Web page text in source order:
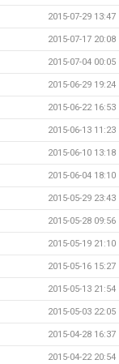
2015-07-29 13:47
2015-07-17 20:08
2015-07-04 00:05
2015-06-29 19:24
2015-06-22 16:53
2015-06-13 11:23
2015-06-10 13:18
2015-06-04 18:10
2015-05-29 23:43
2015-05-28 09:56
2015-05-19 21:10
2015-05-16 15:27
2015-05-13 21:54
2015-05-03 22:05
2015-04-28 16:37
2015-04-22 20:54